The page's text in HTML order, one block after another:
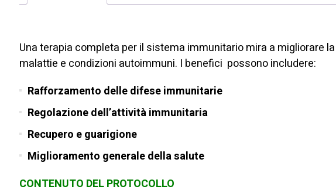
Una terapia completa per il sistema immunitario mira a migliorare
malattie e condizioni autoimmuni. I benefici possono includere:
Rafforzamento delle difese immunitarie
Regolazione dell’attività immunitaria
Recupero e guarigione
Miglioramento generale della salute
CONTENUTO DEL PROTOCOLLO